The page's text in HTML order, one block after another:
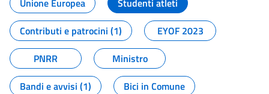
Unione Europea
Studenti atleti
Contributi e patrocini (1)
EYOF 2023
PNRR
Ministro
Bandi e avvisi (1)
Bici in Comune